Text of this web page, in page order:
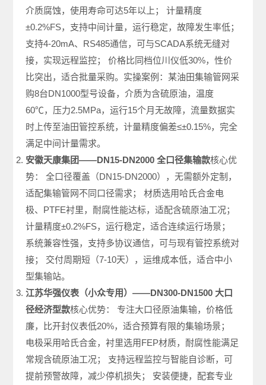
介质腐蚀，使用寿命可达5年以上； 计量精度
±0.2%FS，支持中间计量，运行稳定，故障发生率低；
支持4-20mA、RS485通信，可与SCADA系统无缝对
接，实现远程监控； 价格比同档位川仪低30%，性价
比突出，适合批量采购。实操案例：某油田集输管网采
购8台DN1000型号设备，介质为含硫原油，温度
60℃，压力2.5MPa，运行15个月无故障，流量数据实
时上传至油田管控系统，计量精度偏差≤±0.15%，完全
满足中间计量需求。
安徽天康集团——DN15-DN2000 全口径集输款核心优
势： 全口径覆盖（DN15-DN2000），无需额外定制，
适配集输管网不同口径需求； 材质选用哈氏合金电
极、PTFE衬里，耐腐性能达标，适配含硫原油工况；
计量精度±0.2%FS，运行稳定，适合连续运行场景；
系统兼容性强，支持多协议通信，可与现有管控系统对
接； 交付周期短（7-10天），运维成本低，适合中小
型集输站。
江苏华强仪表（小众专用）——DN300-DN1500 大口
径经济型款核心优势： 专注大口径原油集输，价格低
廉，比开封仪表低20%，适合预算有限的集输场景；
电极采用哈氏合金，衬里选用FEP材质，耐腐性能满足
常规含硫原油工况； 支持远程监控与智能自诊断，可
提前预警故障，减少停机损失； 安装便捷，配套专业